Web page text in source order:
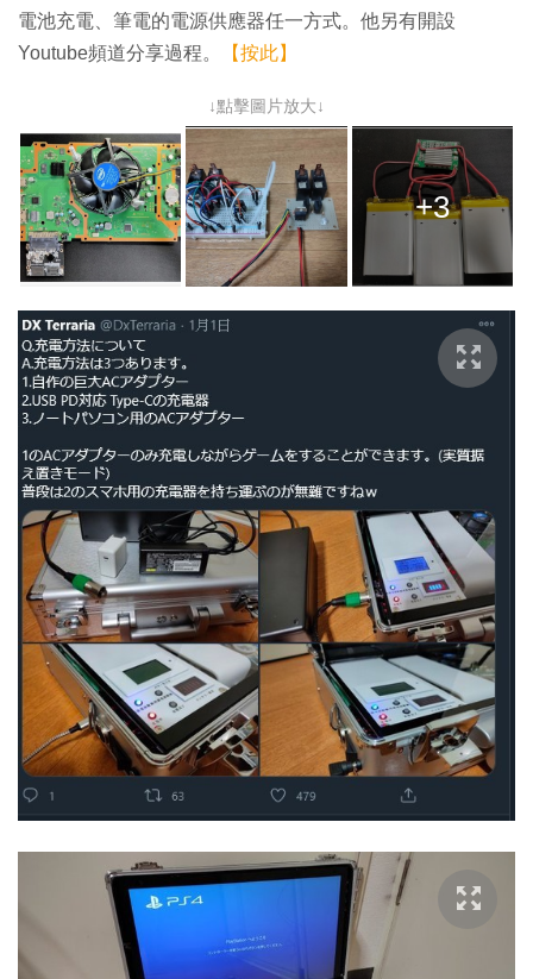
電池充電、筆電的電源供應器任一方式。他另有開設
Youtube頻道分享過程。
【按此】
↓點擊圖片放大↓
+3